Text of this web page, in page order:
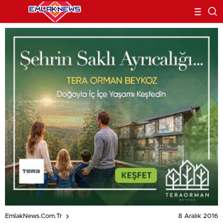
EmlakNews.com.tr 8 Aralık 2016